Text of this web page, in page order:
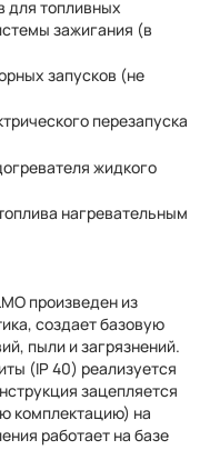
для топливных
зажигания (в
запусков (не
перезапуска
жидкого
нагревательным
произведен из
создает базовую
пыли и загрязнений.
(IP 40) реализуется
зацепляется
комплектацию) на
работает на базе